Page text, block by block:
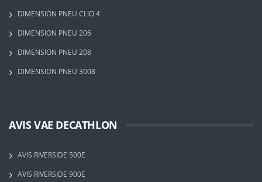
DIMENSION PNEU CLIO 4
DIMENSION PNEU 206
DIMENSION PNEU 208
DIMENSION PNEU 3008
AVIS VAE DECATHLON
AVIS RIVERSIDE 500E
AVIS RIVERSIDE 900E